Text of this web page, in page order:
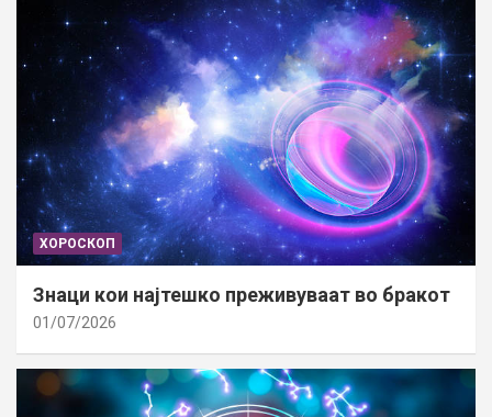
ХОРОСКОП
Знаци кои најтешко преживуваат во бракот
01/07/2026